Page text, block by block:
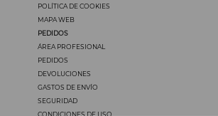
POLÍTICA DE COOKIES
MAPA WEB
PEDIDOS
ÁREA PROFESIONAL
PEDIDOS
DEVOLUCIONES
GASTOS DE ENVÍO
SEGURIDAD